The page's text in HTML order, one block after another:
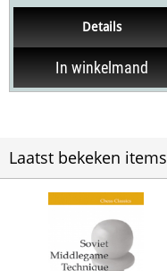
Chess Master' een boek
geschreven voor...
Details
In winkelmand
Laatst bekeken items